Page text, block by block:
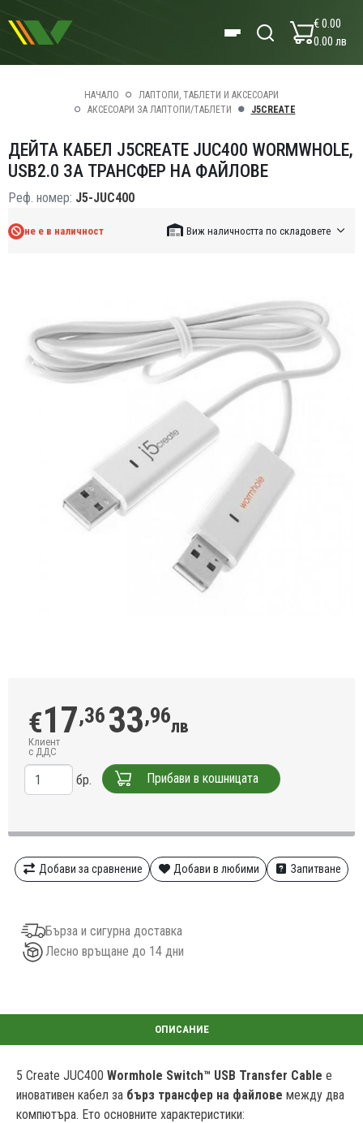
€ 0.00
0.00 лв
НАЧАЛО
ЛАПТОПИ, ТАБЛЕТИ И АКСЕСОАРИ
АКСЕСОАРИ ЗА ЛАПТОПИ/ТАБЛЕТИ
J5CREATE
ДЕЙТА КАБЕЛ J5CREATE JUC400 WORMWHOLE,
USB2.0 ЗА ТРАНСФЕР НА ФАЙЛОВЕ
Реф. номер: J5-JUC400
не е в наличност Виж наличността по складовете
€17,36 33,96лв
Клиент
с ДДС
бр. Прибави в кошницата
Добави за сравнение Добави в любими Запитване
Бърза и сигурна доставка
Лесно връщане до 14 дни
5 Create JUC400 Wormhole Switch™ USB Transfer Cable е
иновативен кабел за бърз трансфер на файлове между два
компютъра. Ето основните характеристики: